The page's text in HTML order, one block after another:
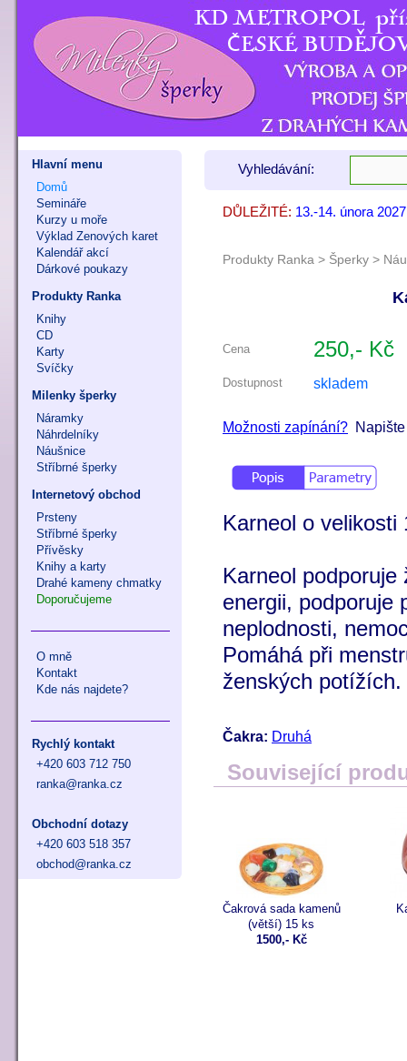
Hlavní menu
Domů
Semináře
Kurzy u moře
Výklad Zenových karet
Kalendář akcí
Dárkové poukazy
Produkty Ranka
Knihy
CD
Karty
Svíčky
Milenky šperky
Náramky
Náhrdelníky
Náušnice
Stříbrné šperky
Internetový obchod
Prsteny
Stříbrné šperky
Přívěsky
Knihy a karty
Drahé kameny chmatky
Doporučujeme
O mně
Kontakt
Kde nás najdete?
Rychlý kontakt
+420 603 712 750
ranka@ranka.cz
Obchodní dotazy
+420 603 518 357
obchod@ranka.cz
Vyhledávání:
DŮLEŽITÉ: 13.-14. února
7. - 8. listopadu
9. - 11. října 2026
Produkty Ranka > Šperky >
Cena 250,- Kč
Dostupnost skladem
Možnosti zapínání?
Karneol o velikosti
Karneol
energii, podporuje
neplodnosti,
Pomáhá při
ženských
Čakra: Druhá
Související
Čakrová sada kamenů
(větší) 15 ks
1500,- Kč